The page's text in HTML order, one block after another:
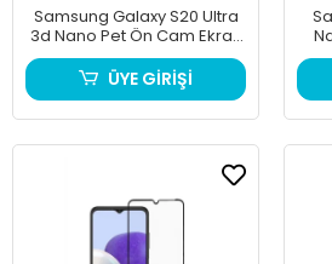
Samsung Galaxy S20 Ultra
3d Nano Pet Ön Cam Ekran
Koruyucu
ÜYE GİRİŞİ